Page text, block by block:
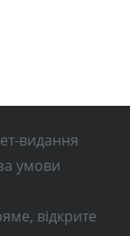
видання
умови
відкрите